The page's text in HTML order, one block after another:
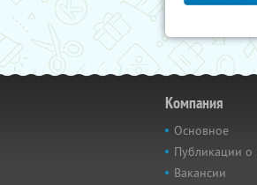
Компания
Основное
Публикации о
Вакансии